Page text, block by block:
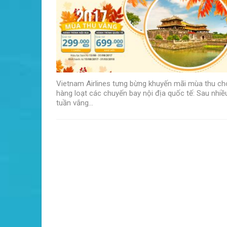
Vietnam Airlines tưng bừng khuyến mãi mùa thu
hàng loạt các chuyến bay nội địa quốc tế: Sau
tuần vắng…